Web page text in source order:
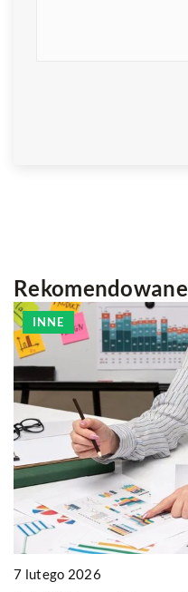
Rekomendowane
INNE
7 lutego 2026